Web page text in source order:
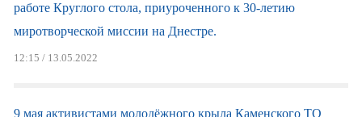
работе Круглого стола, приуроченного к 30-летию
миротворческой миссии на Днестре.
12:15 / 13.05.2022
9 мая активистами молодёжного крыла Каменского ТО